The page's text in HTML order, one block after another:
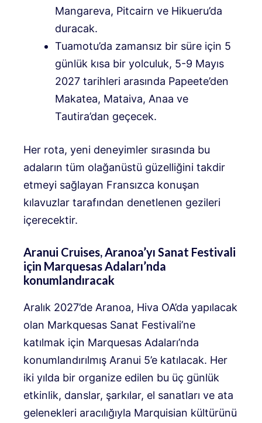
Mangareva, Pitcairn ve Hikueru’da
duracak.
Tuamotu’da zamansız bir süre için 5
günlük kısa bir yolculuk, 5-9 Mayıs
2027 tarihleri ​​arasında Papeete’den
Makatea, Mataiva, Anaa ve
Tautira’dan geçecek.
Her rota, yeni deneyimler sırasında bu
adaların tüm olağanüstü güzelliğini takdir
etmeyi sağlayan Fransızca konuşan
kılavuzlar tarafından denetlenen gezileri
içerecektir.
Aranui Cruises, Aranoa’yı Sanat Festivali
için Marquesas Adaları’nda
konumlandıracak
Aralık 2027’de Aranoa, Hiva OA’da yapılacak
olan Markquesas Sanat Festivali’ne
katılmak için Marquesas Adaları’nda
konumlandırılmış Aranui 5’e katılacak. Her
iki yılda bir organize edilen bu üç günlük
etkinlik, danslar, şarkılar, el sanatları ve ata
gelenekleri aracılığıyla Marquisian kültürünü